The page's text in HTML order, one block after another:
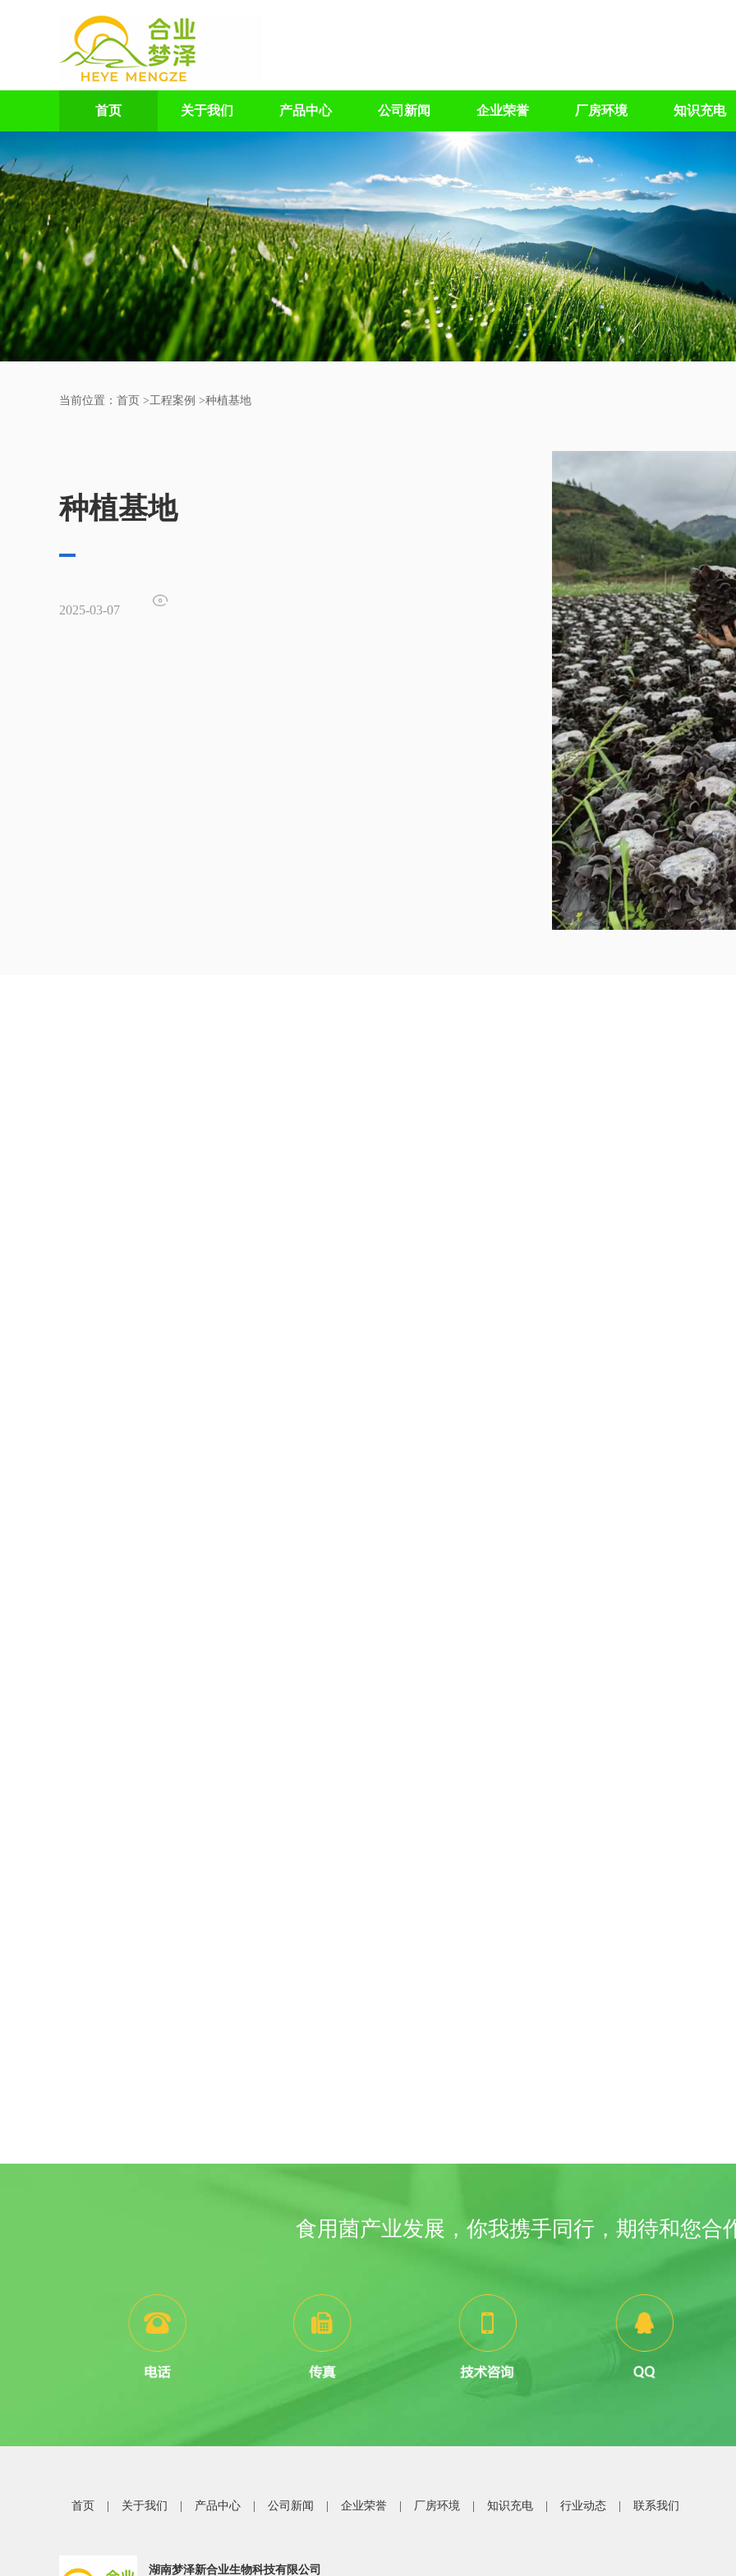
首页 关于我们 产品中心 公司新闻 企业荣誉 厂房环境 知识充电
当前位置： 首页 >工程案例 >种植基地
种植基地
2025-03-07
食用菌产业发展，你我携手同行，期待和您合
首页 关于我们 产品中心 公司新闻 企业荣誉 厂房环境 知识充电 行业动态 联系我们
湖南梦泽新合业生物科技有限公司